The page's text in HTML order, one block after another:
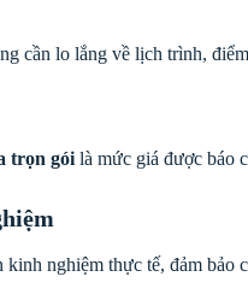
cần lo lắng về lịch trình,
trọn gói là mức giá được báo
nghiệm thực tế, đảm